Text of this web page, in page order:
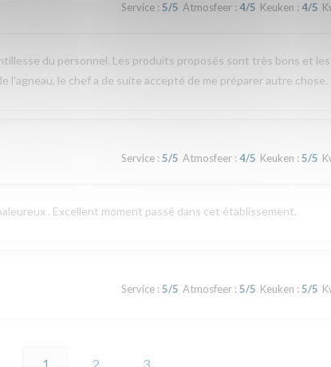
Service: 5/5 Atmosfeer: 4/5 Keuken : 4/5
du personnel. Les produits proposés sont très bons et
l'agneau, le chef a de suite accepté de me préparer autre chose.
Service: 5/5 Atmosfeer: 4/5 Keuken : 5/5
. Excellent moment passé dans cet établissement.
Service: 5/5 Atmosfeer: 5/5 Keuken : 5/5
1 2 3